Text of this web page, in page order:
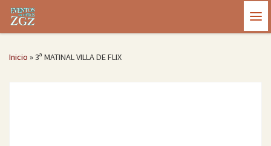
Saltar al contenido
Inicio »3ª MATINAL VILLA DE FLIX